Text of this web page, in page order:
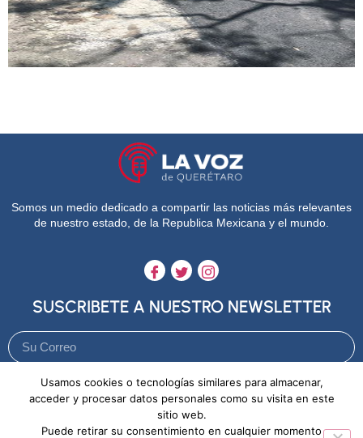
Somos un medio dedicado a compartir las noticias más relevantes
de nuestro estado, de la Republica Mexicana y el mundo.
SUSCRIBETE A NUESTRO NEWSLETTER
Enviar
Usamos cookies o tecnologías similares para almacenar,
acceder y procesar datos personales como su visita en este
sitio web.
Puede retirar su consentimiento en cualquier momento